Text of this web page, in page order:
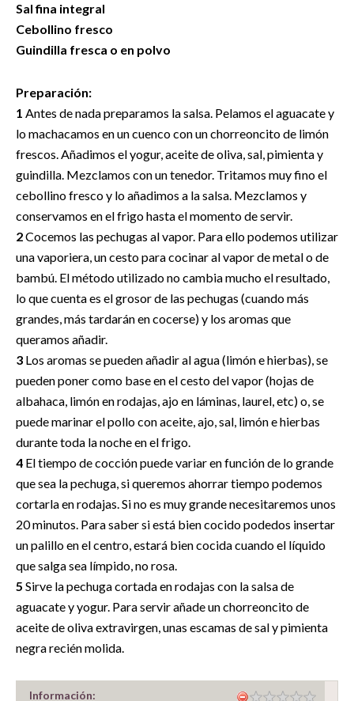
Sal fina integral
Cebollino fresco
Guindilla fresca o en polvo
Preparación:
1 Antes de nada preparamos la salsa. Pelamos el aguacate y
lo machacamos en un cuenco con un chorreoncito de limón
frescos. Añadimos el yogur, aceite de oliva, sal, pimienta y
guindilla. Mezclamos con un tenedor. Tritamos muy fino el
cebollino fresco y lo añadimos a la salsa. Mezclamos y
conservamos en el frigo hasta el momento de servir.
2Cocemos las pechugas al vapor. Para ello podemos utilizar
una vaporiera, un cesto para cocinar al vapor de metal o de
bambú. El método utilizado no cambia mucho el resultado,
lo que cuenta es el grosor de las pechugas (cuando más
grandes, más tardarán en cocerse) y los aromas que
queramos añadir.
3 Los aromas se pueden añadir al agua (limón e hierbas), se
pueden poner como base en el cesto del vapor (hojas de
albahaca, limón en rodajas, ajo en láminas, laurel, etc) o, se
puede marinar el pollo con aceite, ajo, sal, limón e hierbas
durante toda la noche en el frigo.
4 El tiempo de cocción puede variar en función de lo grande
que sea la pechuga, si queremos ahorrar tiempo podemos
cortarla en rodajas. Si no es muy grande necesitaremos unos
20 minutos. Para saber si está bien cocido podedos insertar
un palillo en el centro, estará bien cocida cuando el líquido
que salga sea límpido, no rosa.
5 Sirve la pechuga cortada en rodajas con la salsa de
aguacate y yogur. Para servir añade un chorreoncito de
aceite de oliva extravirgen, unas escamas de sal y pimienta
negra recién molida.
Información: